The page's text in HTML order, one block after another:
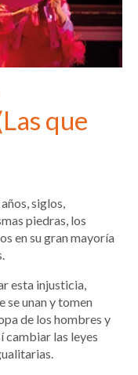
que
siglos,
piedras, los
en su gran mayoría
esta injusticia,
se unan y tomen
de los hombres y
cambiar las leyes